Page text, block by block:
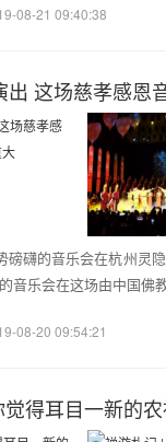
08-21 09:40:38
出 这场慈孝感恩
磅礴的音乐会在杭州灵
音乐会在这场由中国
08-20 09:54:21
得耳目一新的农